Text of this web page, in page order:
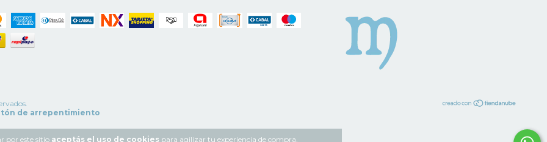
por este sitio aceptás el uso de cookies para agilizar tu experiencia de compra.
de arrepentimiento